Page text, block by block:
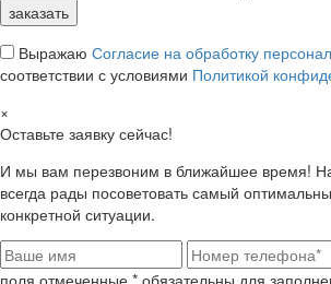
Выражаю Согласие на обработку
соответствии с условиями Политикой
×
Оставьте заявку сейчас!
И мы вам перезвоним в ближайшее время!
всегда рады посоветовать самый
конкретной ситуации.